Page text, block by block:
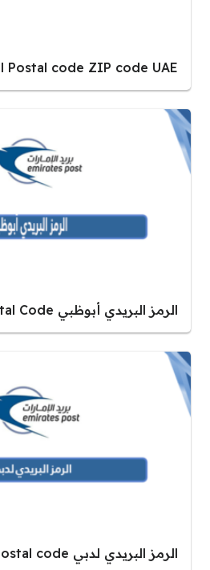
Postal code ZIP code UAE الرمز البريدي الامارات
الرمز البريدي أبوظبي Abu Dhabi Postal Code
الرمز البريدي لدبي Dubai Postal code